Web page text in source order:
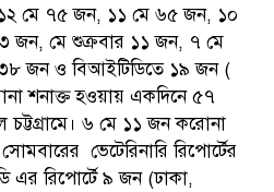
মে ৭৫ জন, ১১ মে ৬৫ জন, ১০
জন, মে শুক্রবার ১১ জন, ৭ মে
৩৮ জন ও বিআইটিডিতে ১৯ জন (
শনাক্ত হওয়ায় একদিনে ৫৭
চট্টগ্রামে। ৬ মে ১১ জন করোনা
ভেটেরিনারি রিপোর্টের
রিপোর্টে ৯ জন (ঢাকা,